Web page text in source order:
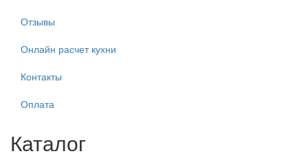
Отзывы
Онлайн расчет кухни
Контакты
Оплата
Каталог